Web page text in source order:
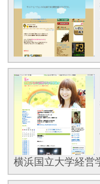
横浜国立大学経営